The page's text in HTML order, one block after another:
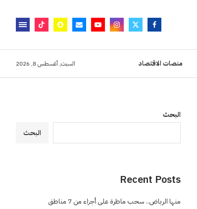
منصات الاقتصاد السبت, أغسطس 8, 2026
البحث
البحث
Recent Posts
منها الرياض.. سحب ماطرة على أجزاء من 7 مناطق